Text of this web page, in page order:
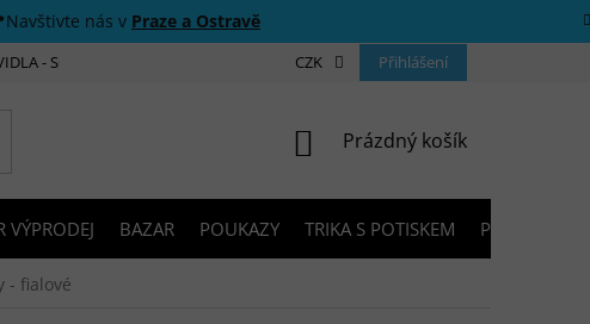
nás v Praze a Ostravě
- SOUTĚŽE PRODEJNY KONTAKTY
CZK Přihlášení
NÁKUPNÍ KOŠÍK
Prázdný košík
BAZAR POUKAZY TRIKA S POTISKEM PŮJČOVNA
- fialové